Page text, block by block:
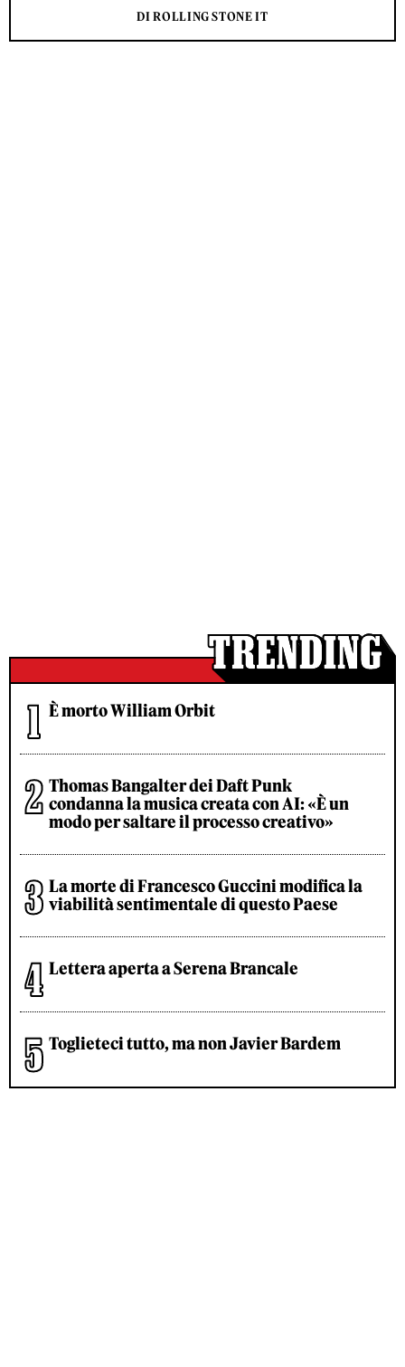
DI ROLLING STONE IT
È morto William Orbit
Thomas Bangalter dei Daft Punk
condanna la musica creata con AI: «È un
modo per saltare il processo creativo»
La morte di Francesco Guccini modifica la
viabilità sentimentale di questo Paese
Lettera aperta a Serena Brancale
Toglieteci tutto, ma non Javier Bardem